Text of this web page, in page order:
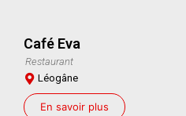
Café Eva
Restaurant
Léogâne
En savoir plus